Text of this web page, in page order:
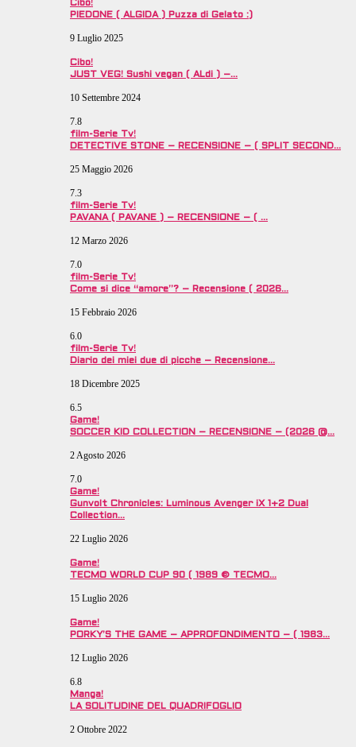
Cibo!
PIEDONE ( ALGIDA ) Puzza di Gelato :)
9 Luglio 2025
Cibo!
JUST VEG! Sushi vegan ( ALdi ) –…
10 Settembre 2024
7.8
film-Serie Tv!
DETECTIVE STONE – RECENSIONE – ( SPLIT SECOND…
25 Maggio 2026
7.3
film-Serie Tv!
PAVANA ( PAVANE ) – RECENSIONE – ( …
12 Marzo 2026
7.0
film-Serie Tv!
Come si dice “amore”? – Recensione ( 2026…
15 Febbraio 2026
6.0
film-Serie Tv!
Diario dei miei due di picche – Recensione…
18 Dicembre 2025
6.5
Game!
SOCCER KID COLLECTION – RECENSIONE – (2026 @…
2 Agosto 2026
7.0
Game!
Gunvolt Chronicles: Luminous Avenger iX 1+2 Dual
Collection…
22 Luglio 2026
Game!
TECMO WORLD CUP 90 ( 1989 © TECMO…
15 Luglio 2026
Game!
PORKY’S THE GAME – APPROFONDIMENTO – ( 1983…
12 Luglio 2026
6.8
Manga!
LA SOLITUDINE DEL QUADRIFOGLIO
2 Ottobre 2022